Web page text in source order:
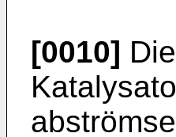
[0010]